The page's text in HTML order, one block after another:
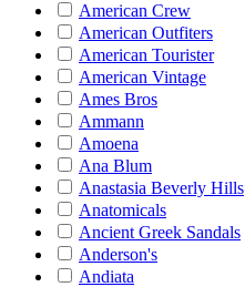
American Crew
American Outfiters
American Tourister
American Vintage
Ames Bros
Ammann
Amoena
Ana Blum
Anastasia Beverly Hills
Anatomicals
Ancient Greek Sandals
Anderson's
Andiata